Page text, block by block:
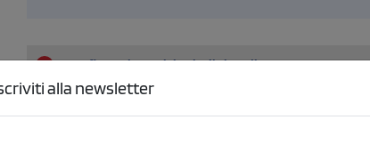
3 Configura le posizioni e il tipo di stampa
Fronte SCELTO
alla newsletter